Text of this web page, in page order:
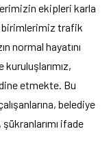
ekipleri karla
birimlerimiz trafik
normal hayatını
etmekte. Bu
belediye
ifade